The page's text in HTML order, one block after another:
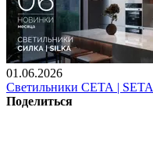
01.06.2026
Светильники СЕТА | SETA
Поделиться